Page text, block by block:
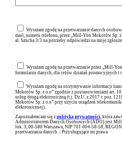
Wyrażam zgodę na przetwarzanie danych
mail, numeru telefonu, przez „Mill-Yon Mokotów Sp.
al. Szucha 3/3 na potrzeby odpowiedzi na moje
Wyrażam zgodę na przetwarzanie przez „Mill-
formularzu danych, dla celów działań promocyjnych i
Wyrażam zgodę na otrzymywanie informacji
Mokotów Sp. z o.o” zgodnie z postanowieniami art.
usług drogą elektroniczną (t.j. Dz.U. z 2017 r. poz.
Mokotów Sp. z o.o” przy użyciu urządzeń
elektronicznej).
Zapoznałem/am się z polityką prywatności , która
Administratorem Danych Osobowych (ADO) jest
lok. 3, 00-580 Warszawa, NIP 701-004-58-58,
przetwarzania danych. - Przysługujące mi prawa